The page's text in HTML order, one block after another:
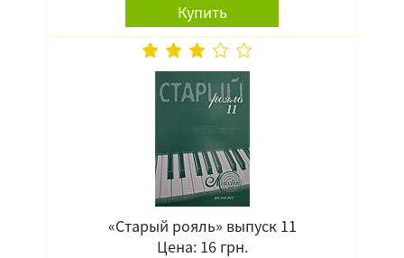
Купить
«Старый рояль» выпуск 11
Цена: 16 грн.